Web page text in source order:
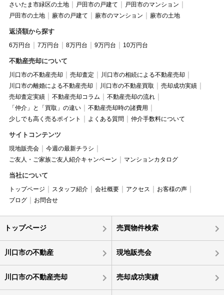
さいたま市緑区の土地
戸田市の戸建て
戸田市のマンション
戸田市の土地
蕨市の戸建て 蕨市のマンション 蕨市の土地
返済額から探す
6万円台 7万円台 8万円台 9万円台 10万円台
不動産売却について
川口市の不動産売却 売却査定
川口市の相続による不動産売却
川口市の離婚による不動産売却
川口市の不動産買取
売却成功実績
売却査定実績
不動産売却コラム
不動産売却の流れ
「仲介」と「買取」の違い
不動産売却時の諸費用
少しでも高く売るポイント
よくある質問 仲介手数料について
サイトコンテンツ
現地販売会
今週の最新チラシ
ご友人・ご家族ご友人紹介キャンペーン
マンションカタログ
当社について
トップページ スタッフ紹介 会社概要 アクセス
お客様の声
ブログ
お問合せ
トップページ 売買物件検索
川口市の不動産 現地販売会
川口市の不動産売却 売却成功実績